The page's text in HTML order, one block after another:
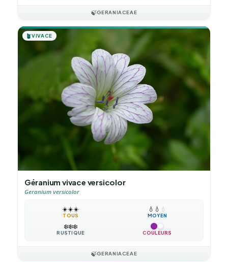
🍃GERANIACEAE
🪴VIVACE
Géranium vivace versicolor
Geranium versicolor
☀️☀️☀️
TOUS
💧 💧 💧
MOYEN
❄️❄️❄️
RUSTIQUE COULEURS
🍃GERANIACEAE